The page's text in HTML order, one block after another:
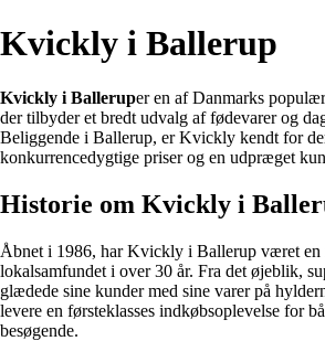
Kvickly i Ballerup
Kvickly i Balleruper en af ​​Danmarks
der tilbyder et bredt udvalg af fødevarer og
Beliggende i Ballerup, er Kvickly kendt for
konkurrencedygtige priser og en udpræget
Historie om Kvickly i
Åbnet i 1986, har Kvickly i Ballerup været en
lokalsamfundet i over 30 år. Fra det øjeblik,
glædede sine kunder med sine varer på
levere en førsteklasses indkøbsoplevelse for
besøgende.